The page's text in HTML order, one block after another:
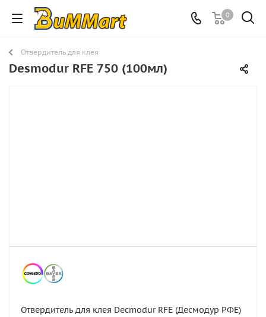
0
Отвердитель для клея
Desmodur RFE 750 (100мл)
Отвердитель для клея Decmodur RFE (Десмодур РФЕ)